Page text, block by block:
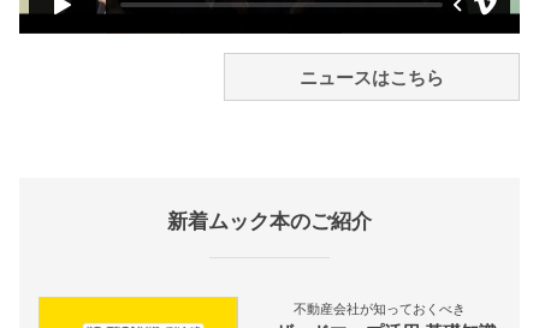
ニュースはこちら
新着ムック本のご紹介
不動産会社が知っておくべき